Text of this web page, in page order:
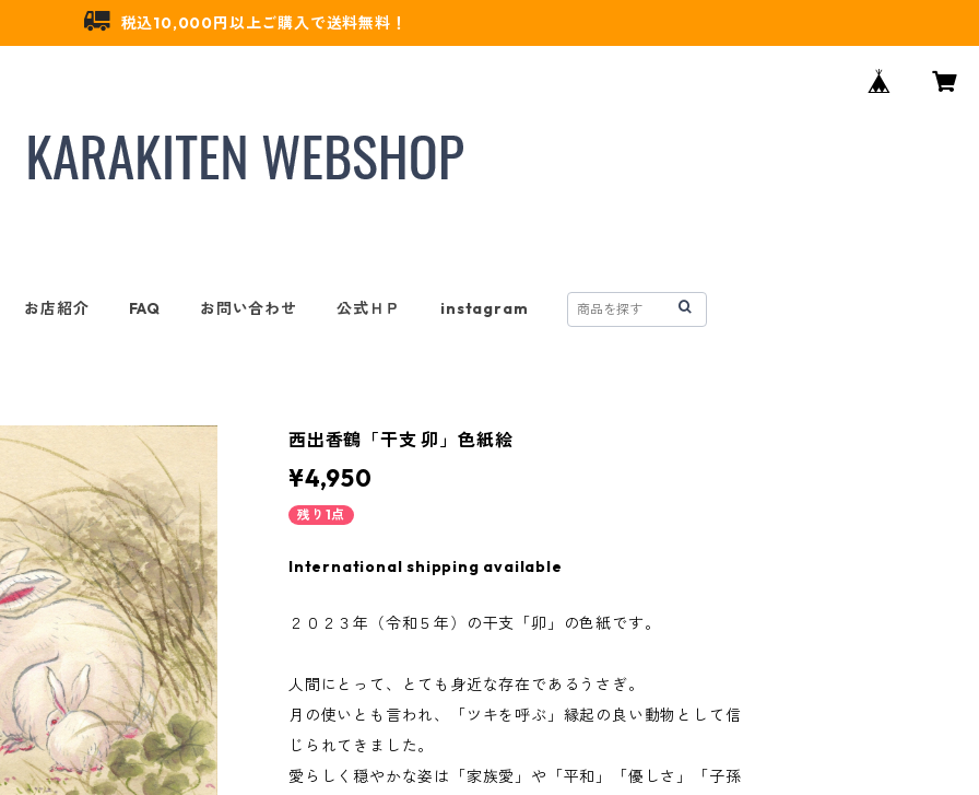
税込10,000円以上ご購入で送料無料！
お店紹介 FAQ お問い合わせ 公式ＨＰ instagram
西出香鶴「干支 卯」色紙絵
¥4,950
残り1点
International shipping available
２０２３年（令和５年）の干支「卯」の色紙です。
人間にとって、とても身近な存在であるうさぎ。
月の使いとも言われ、「ツキを呼ぶ」縁起の良い動物として信
じられてきました。
愛らしく穏やかな姿は「家族愛」や「平和」「優しさ」「子孫